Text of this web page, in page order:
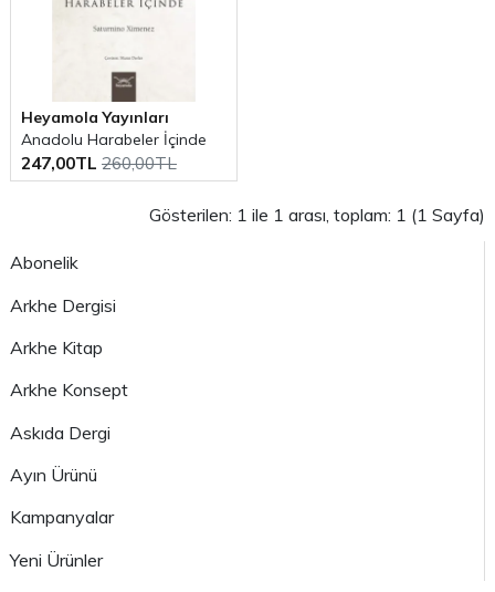
Abonelik
Arkhe Dergisi
Arkhe Kitap
Arkhe Konsept
Askıda Dergi
Ayın Ürünü
Kampanyalar
Yeni Ürünler
Heyamola Yayınları
Anadolu Harabeler İçinde
247,00TL 260,00TL
Gösterilen: 1 ile 1 arası, toplam: 1 (1 Sayfa)